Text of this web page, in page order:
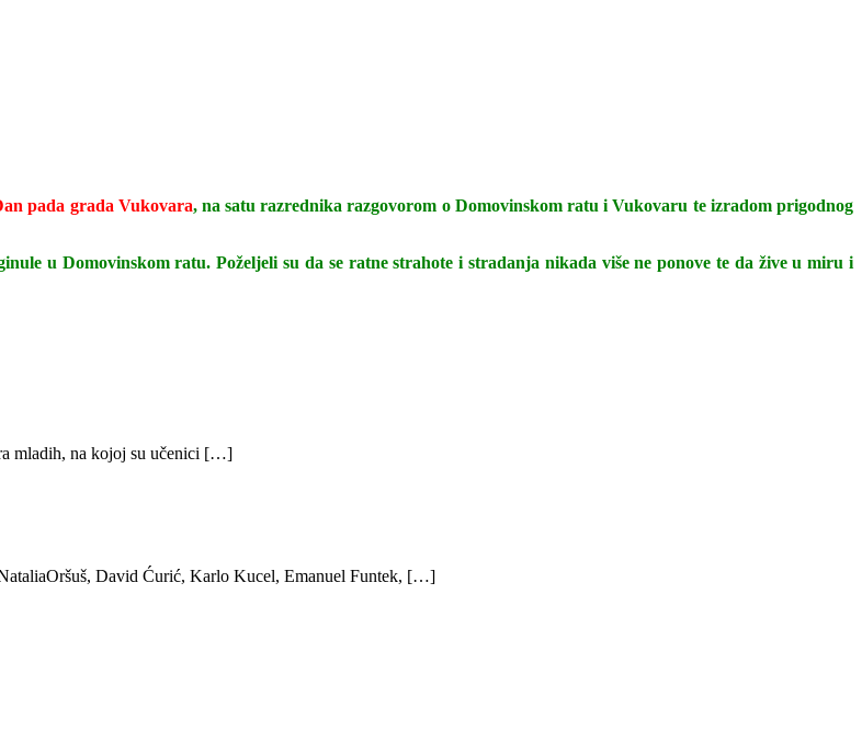
pada grada Vukovara, na satu razrednika razgovorom o Domovinskom ratu i Vukovaru te izradom prigodnog
u Domovinskom ratu. Poželjeli su da se ratne strahote i stradanja nikada više ne ponove te da žive u miru i
mladih, na kojoj su učenici […]
David Ćurić, Karlo Kucel, Emanuel Funtek, […]